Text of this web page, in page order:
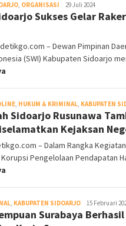
, ORGANISASI DetikGo
29 Juli 2024
Sukses Gelar
detikgo.com – Dewan Pimpinan
(SWI) Kabupaten Sidoarjo
, HUKUM & KRIMINAL, KABUPATEN
Sidoarjo Rusunawa
Kejaksan
– Dalam Rangka
Pengelolaan Pendapatan
, KABUPATEN SIDOARJO DetikGo
15 Februari
Surabaya